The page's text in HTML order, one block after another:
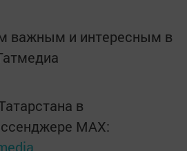
важным и интересным в
в
MАХ: